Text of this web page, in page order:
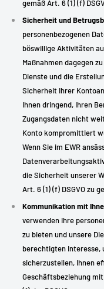
gemäß Art. 6 (1) (f)
Sicherheit und
personenbezogenen
böswillige Aktivitäten
Maßnahmen dagegen
Dienste und die
Sicherheit Ihrer
Ihnen dringend, Ihren
Zugangsdaten nicht
Konto kompromittiert
Wenn Sie im EWR
die Sicherheit unserer
Art. 6 (1) (f) DSGVO zu
Kommunikation mit
verwenden Ihre
zu bieten und unsere
berechtigten Interesse,
sicherzustellen, Ihnen
Geschäftsbeziehung